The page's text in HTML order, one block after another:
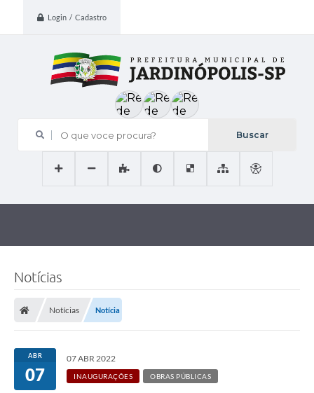
Login / Cadastro
O que voce procura?
Notícias
Notícias Notícia
ABR
07
07 ABR 2022
INAUGURAÇÕES OBRAS PÚBLICAS